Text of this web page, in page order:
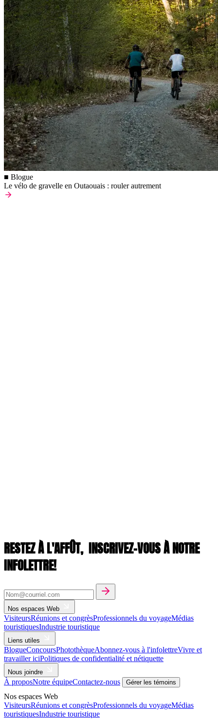
■ Blogue
Le vélo de gravelle en Outaouais : rouler autrement
RESTEZ À L'AFFÛT, INSCRIVEZ-VOUS À NOTRE
INFOLETTRE!
Nos espaces Web
VisiteursRéunions et congrèsProfessionnels du voyageMédias
touristiquesIndustrie touristique
Liens utiles
BlogueConcoursPhotothèqueAbonnez-vous à l'infolettreVivre et
travailler iciPolitiques de confidentialité et nétiquette
Nous joindre
À proposNotre équipeContactez-nous Gérer les témoins
Nos espaces Web
VisiteursRéunions et congrèsProfessionnels du voyageMédias
touristiquesIndustrie touristique